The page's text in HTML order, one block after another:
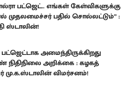
பட்ஜெட்.. எங்கள் கேள்விகளுக்கு
முதலமைச்சர் பதில் சொல்லட்டும்” :
ஸ்டாலின்!
அமைந்திருக்கிறது
அறிக்கை : கழகத்
விமர்சனம்!